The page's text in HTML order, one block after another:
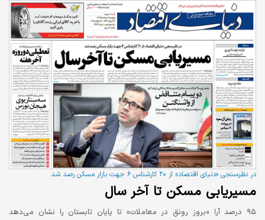
در نظرسنجی «دنیای اقتصاد» از ۲۰ کارشناس ۶ جهت بازار مسکن رصد شد
مسیریابی مسکن تا آخر سال
۹۵ درصد آرا «بروز رونق در معاملات» تا پایان تابستان را نشان می‌دهد